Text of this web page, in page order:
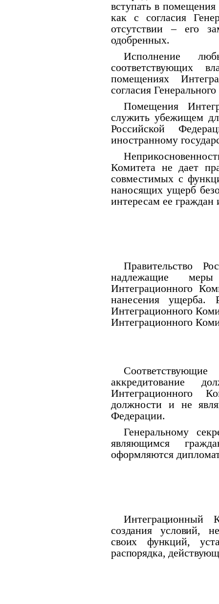
вступать в
как с согласия
отсутствии – его
одобренных.
Исполнение
соответствующих
помещениях
согласия
Помещения
служить убежищем
Российской
иностранному
Комитета не дает
совместимых с
наносящих ущерб
интересам ее
Правительство
надлежащие
Интеграционного
нанесения ущерба.
Интеграционного
Интеграционного
аккредитование
Интеграционного
должности и не
Федерации.
Генеральному
являющимся
оформляются
Интеграционный
создания условий,
своих функций,
распорядка,